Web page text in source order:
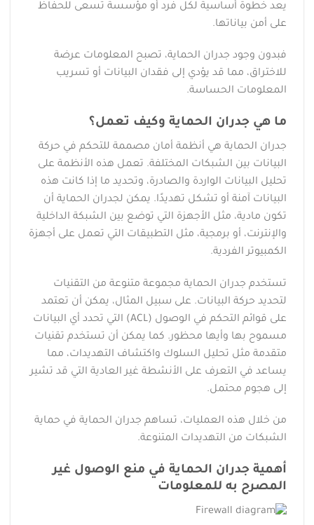
يعد خطوة أساسية لكل فرد أو مؤسسة تسعى للحفاظ
على أمن بياناتها.
فبدون وجود جدران الحماية، تصبح المعلومات عرضة
للاختراق، مما قد يؤدي إلى فقدان البيانات أو تسريب
المعلومات الحساسة.
ما هي جدران الحماية وكيف تعمل؟
جدران الحماية هي أنظمة أمان مصممة للتحكم في حركة
البيانات بين الشبكات المختلفة. تعمل هذه الأنظمة على
تحليل البيانات الواردة والصادرة، وتحديد ما إذا كانت هذه
البيانات آمنة أو تشكل تهديدًا. يمكن لجدران الحماية أن
تكون مادية، مثل الأجهزة التي توضع بين الشبكة الداخلية
والإنترنت، أو برمجية، مثل التطبيقات التي تعمل على أجهزة
الكمبيوتر الفردية.
تستخدم جدران الحماية مجموعة متنوعة من التقنيات
لتحديد حركة البيانات. على سبيل المثال، يمكن أن تعتمد
على قوائم التحكم في الوصول (ACL) التي تحدد أي البيانات
مسموح بها وأيها محظور. كما يمكن أن تستخدم تقنيات
متقدمة مثل تحليل السلوك واكتشاف التهديدات، مما
يساعد في التعرف على الأنشطة غير العادية التي قد تشير
إلى هجوم محتمل.
من خلال هذه العمليات، تساهم جدران الحماية في حماية
الشبكات من التهديدات المتنوعة.
أهمية جدران الحماية في منع الوصول غير
المصرح به للمعلومات